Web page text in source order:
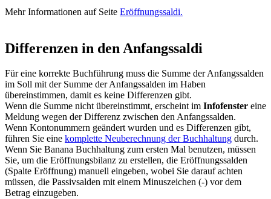
Mehr Informationen auf Seite Eröffnungssaldi.
Differenzen in den Anfangssaldi
Für eine korrekte Buchführung muss die Summe der Anfangssalden
im Soll mit der Summe der Anfangssalden im Haben
übereinstimmen, damit es keine Differenzen gibt.
Wenn die Summe nicht übereinstimmt, erscheint im Infofenster eine
Meldung wegen der Differenz zwischen den Anfangssalden.
Wenn Kontonummern geändert wurden und es Differenzen gibt,
führen Sie eine komplette Neuberechnung der Buchhaltung durch.
Wenn Sie Banana Buchhaltung zum ersten Mal benutzen, müssen
Sie, um die Eröffnungsbilanz zu erstellen, die Eröffnungssalden
(Spalte Eröffnung) manuell eingeben, wobei Sie darauf achten
müssen, die Passivsalden mit einem Minuszeichen (-) vor dem
Betrag einzugeben.